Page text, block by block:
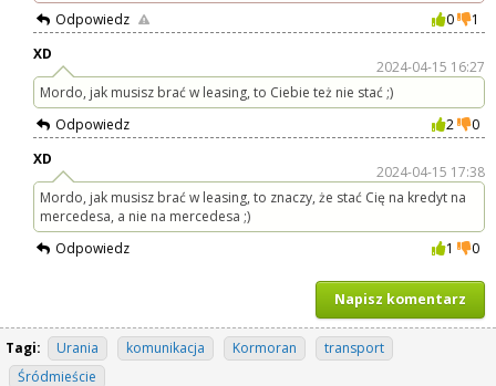
Odpowiedz 0
1
XD
2024-04-15 16:27
Mordo, jak musisz brać w leasing, to Ciebie też nie stać ;)
Odpowiedz
2
0
XD
2024-04-15 17:38
Mordo, jak musisz brać w leasing, to znaczy, że stać Cię na kredyt na
mercedesa, a nie na mercedesa ;)
Odpowiedz
1 0
Napisz komentarz
Tagi: Urania komunikacja Kormoran
transport
Śródmieście